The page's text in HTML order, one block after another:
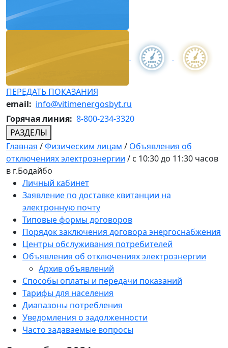
ПЕРЕДАТЬ ПОКАЗАНИЯ
email: info@vitimenergosbyt.ru
Горячая линия: 8-800-234-3320
РАЗДЕЛЫ
Главная /Физическим лицам / Объявления об
отключениях электроэнергии / с 10:30 до 11:30 часов
в г.Бодайбо
Личный кабинет
Заявление по доставке квитанции на
электронную почту
Типовые формы договоров
Порядок заключения договора энергоснабжения
Центры обслуживания потребителей
Объявления об отключениях электроэнергии
Архив объявлений
Способы оплаты и передачи показаний
Тарифы для населения
Диапазоны потребления
Уведомления о задолженности
Часто задаваемые вопросы